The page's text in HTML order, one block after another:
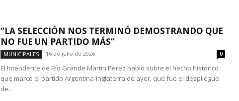
“LA SELECCIÓN NOS TERMINÓ DEMOSTRANDO QUE
NO FUE UN PARTIDO MÁS”
MUNICIPALES 16 de julio de 2026 0
El Intendente de Río Grande Martín Perez habló sobre el hecho histórico
que marcó el partido Argentina-Inglaterra de ayer, que fue el despliegue
de...